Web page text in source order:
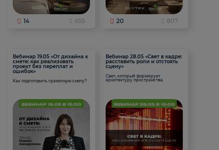
14 655 20 807
Вебинар 19.05 «От дизайна к
смете: как реализовать
проект без переплат и
ошибок»
Как подготовить грамотную смету?
Вебинар 28.05 «Свет в кадре:
расставить роли и отстоять
сцену»
Свет, который формирует
архитектуру пространства.